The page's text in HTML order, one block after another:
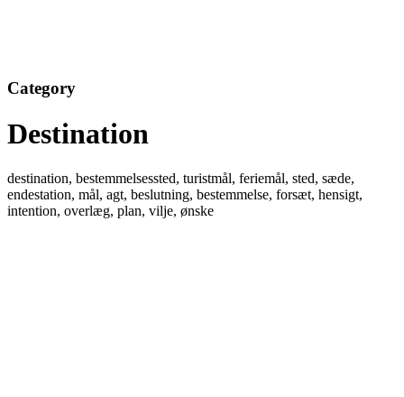
Category
Destination
destination, bestemmelsessted, turistmål, feriemål, sted, sæde,
endestation, mål, agt, beslutning, bestemmelse, forsæt, hensigt,
intention, overlæg, plan, vilje, ønske